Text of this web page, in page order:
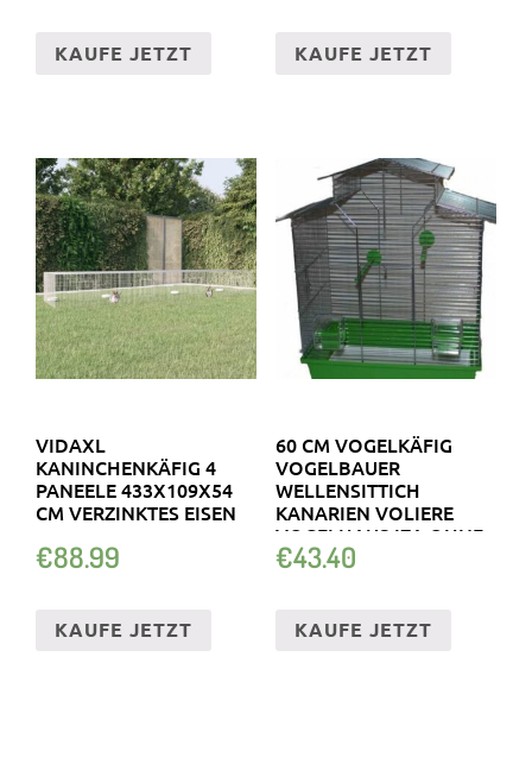
KAUFE JETZT KAUFE JETZT
VIDAXL
KANINCHENKÄFIG 4
PANEELE 433X109X54
CM VERZINKTES EISEN
€88.99
KAUFE JETZT
60 CM VOGELKÄFIG
VOGELBAUER
WELLENSITTICH
KANARIEN VOLIERE
VOGELHAUS IZA OHNE..
€43.40
KAUFE JETZT